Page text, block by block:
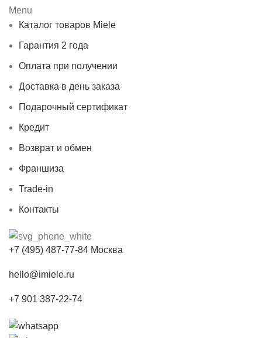
Menu
Каталог товаров Miele
Гарантия 2 года
Оплата при получении
Доставка в день заказа
Подарочный сертификат
Кредит
Возврат и обмен
Франшиза
Trade-in
Контакты
+7 (495) 487-77-84 Москва
hello@imiele.ru
+7 901 387-22-74